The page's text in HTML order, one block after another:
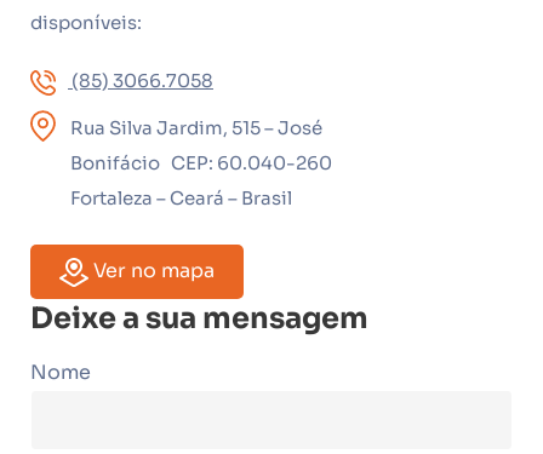
disponíveis:
(85) 3066.7058
Rua Silva Jardim, 515 – José
Bonifácio CEP: 60.040-260
Fortaleza – Ceará – Brasil
Ver no mapa
Deixe a sua mensagem
Nome